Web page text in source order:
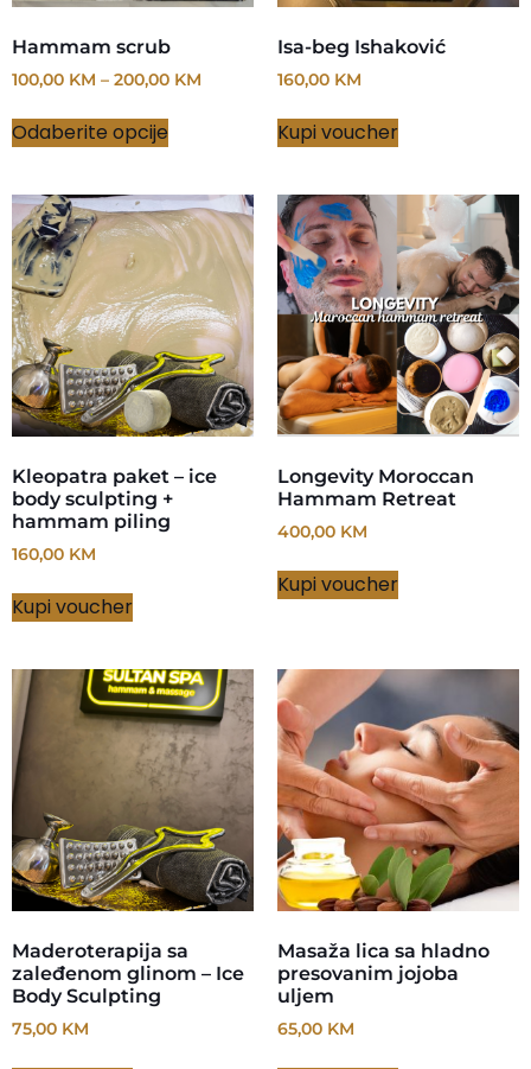
Hammam scrub
100,00 KM – 200,00 KM
Odaberite opcije
Isa-beg Ishaković
160,00 KM
Kupi voucher
Kleopatra paket – ice
body sculpting +
hammam piling
160,00 KM
Kupi voucher
Longevity Moroccan
Hammam Retreat
400,00 KM
Kupi voucher
Maderoterapija sa
zaleđenom glinom – Ice
Body Sculpting
75,00 KM
Masaža lica sa hladno
presovanim jojoba
uljem
65,00 KM